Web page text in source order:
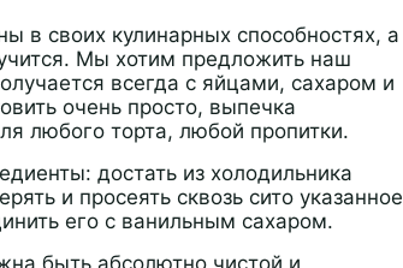
в своих кулинарных способностях, а
Мы хотим предложить наш
всегда с яйцами, сахаром и
очень просто, выпечка
любого торта, любой пропитки.
достать из холодильника
и просеять сквозь сито указанное
его с ванильным сахаром.
быть абсолютно чистой и